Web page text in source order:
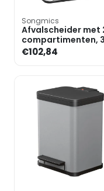
Songmics
Afvalscheider met
compartimenten,
€102,84